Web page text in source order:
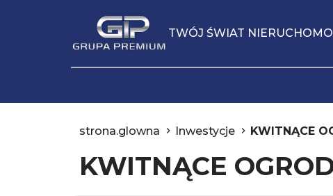
TWÓJ ŚWIAT
strona.glowna Inwestycje KWITNĄCE
KWITNĄCE